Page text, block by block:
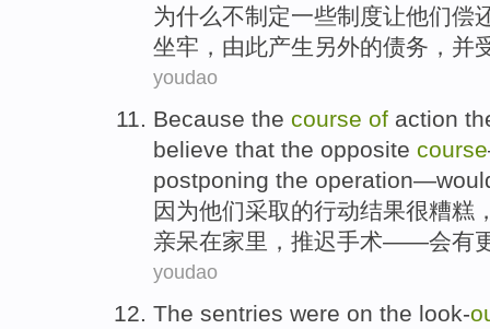
为什么不制定一些制度让他们偿
坐牢 ， 由此产生 另外的债务 ，并
youdao
Because the course of action
believe that the opposite course
postponing the operation—
因为他们采取的行动结果很糟糕
亲呆在家里， 推迟手术——会有
youdao
The sentries were on the look-